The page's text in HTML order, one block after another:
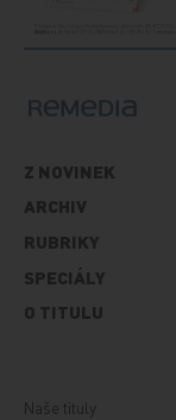
Z NOVINEK
ARCHIV
RUBRIKY
SPECIÁLY
O TITULU
Naše tituly